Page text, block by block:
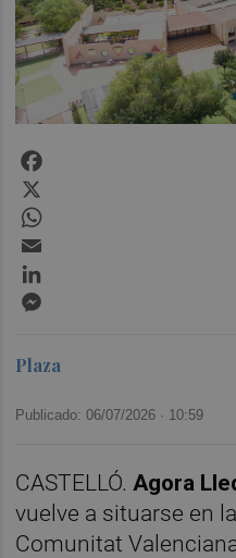
Plaza
Publicado: 06/07/2026 · 10:59
CASTELLÓ.Agora
vuelve a situarse en
Comunitat